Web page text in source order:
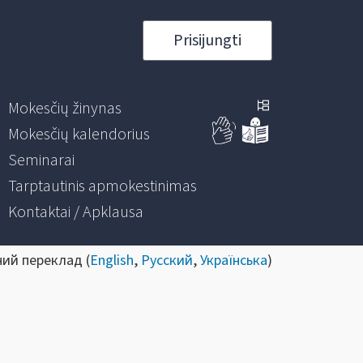
Prisijungti
Mokesčių žinynas
Mokesčių kalendorius
Seminarai
Tarptautinis apmokestinimas
Kontaktai / Apklausa
переклад (English, Русский,Українська)